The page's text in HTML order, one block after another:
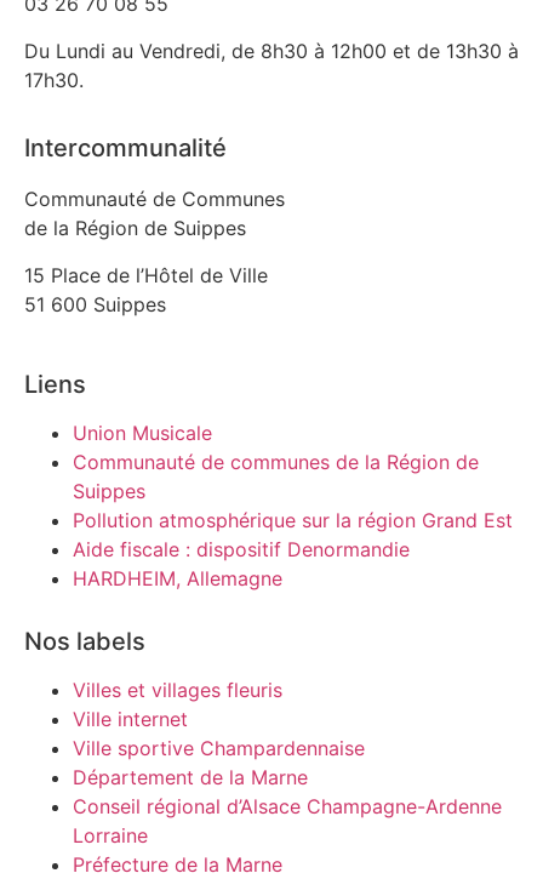
Du Lundi au Vendredi, de 8h30 à 12h00 et de 13h30 à
17h30.
Intercommunalité
Communauté de Communes
de la Région de Suippes
15 Place de l’Hôtel de Ville
51 600 Suippes
Liens
Union Musicale
Communauté de communes de la Région de
Suippes
Pollution atmosphérique sur la région Grand Est
Aide fiscale : dispositif Denormandie
HARDHEIM, Allemagne
Nos labels
Villes et villages fleuris
Ville internet
Ville sportive Champardennaise
Département de la Marne
Conseil régional d’Alsace Champagne-Ardenne
Lorraine
Préfecture de la Marne